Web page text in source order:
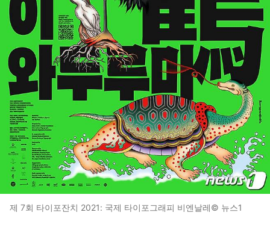
제 7회 타이포잔치 2021: 국제 타이포그래피 비엔날레© 뉴스1